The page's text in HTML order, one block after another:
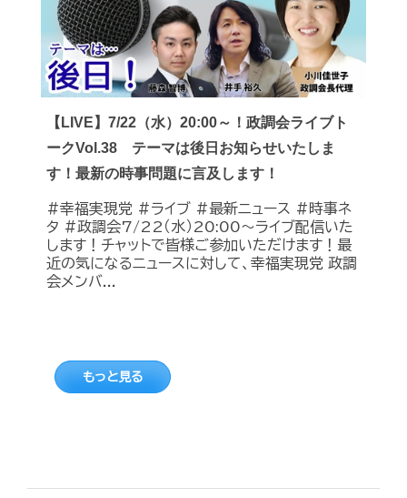
【LIVE】7/22（水）20:00～！政調会ライブト
ークVol.38 テーマは後日お知らせいたしま
す！最新の時事問題に言及します！
#幸福実現党 #ライブ #最新ニュース #時事ネ
タ #政調会7/22（水）20:00～ライブ配信いた
します！チャットで皆様ご参加いただけます！最
近の気になるニュースに対して、幸福実現党 政調
会メンバ...
もっと見る